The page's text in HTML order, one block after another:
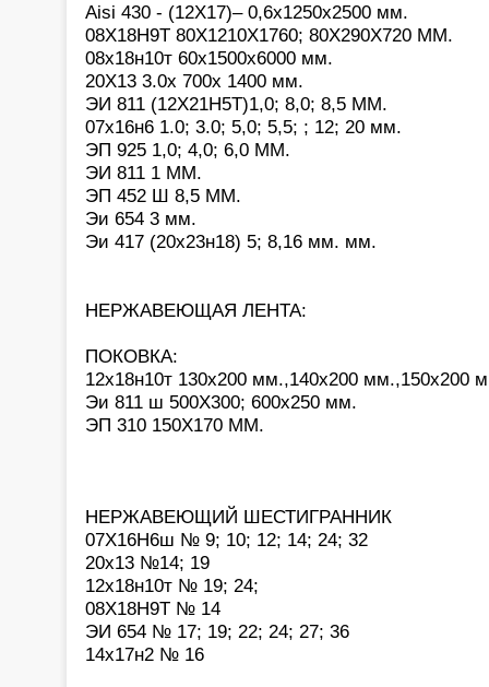
Aisi 430 - (12Х17)– 0,6х1250х2500 мм.
08Х18Н9Т 80Х1210Х1760; 80Х290Х720 ММ.
08х18н10т 60х1500х6000 мм.
20Х13 3.0х 700х 1400 мм.
ЭИ 811 (12Х21Н5Т)1,0; 8,0; 8,5 ММ.
07х16н6 1.0; 3.0; 5,0; 5,5; ; 12; 20 мм.
ЭП 925 1,0; 4,0; 6,0 ММ.
ЭИ 811 1 ММ.
ЭП 452 Ш 8,5 ММ.
Эи 654 3 мм.
Эи 417 (20х23н18) 5; 8,16 мм. мм.
НЕРЖАВЕЮЩАЯ ЛЕНТА:
ПОКОВКА:
12х18н10т 130х200 мм.,140х200 мм.,150х200
Эи 811 ш 500Х300; 600х250 мм.
ЭП 310 150Х170 ММ.
НЕРЖАВЕЮЩИЙ ШЕСТИГРАННИК
07Х16Н6ш № 9; 10; 12; 14; 24; 32
20х13 №14; 19
12х18н10т № 19; 24;
08Х18Н9Т № 14
ЭИ 654 № 17; 19; 22; 24; 27; 36
14х17н2 № 16